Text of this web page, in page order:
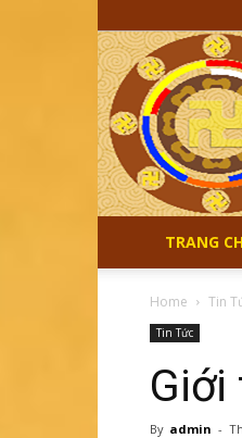
TRANG
Home Tin
Tin Tức
Giới
By admin -